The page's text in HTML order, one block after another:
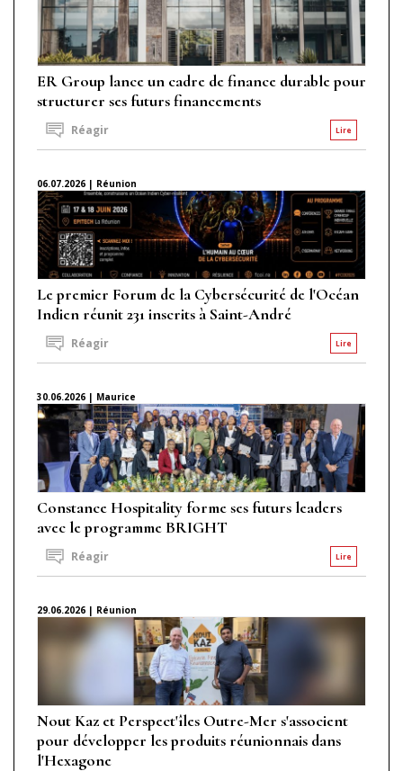
ER Group lance un cadre de finance durable pour
structurer ses futurs financements
Lire
Réagir
06.07.2026 | Réunion
Le premier Forum de la Cybersécurité de l'Océan
Indien réunit 231 inscrits à Saint-André
Lire
Réagir
30.06.2026 | Maurice
Constance Hospitality forme ses futurs leaders
avec le programme BRIGHT
Lire
Réagir
29.06.2026 | Réunion
Nout Kaz et Perspect'îles Outre-Mer s'associent
pour développer les produits réunionnais dans
l'Hexagone